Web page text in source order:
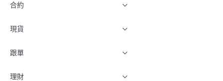
合約
現貨
跟單
理財